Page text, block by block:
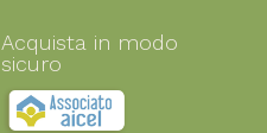
Acquista in modo
sicuro